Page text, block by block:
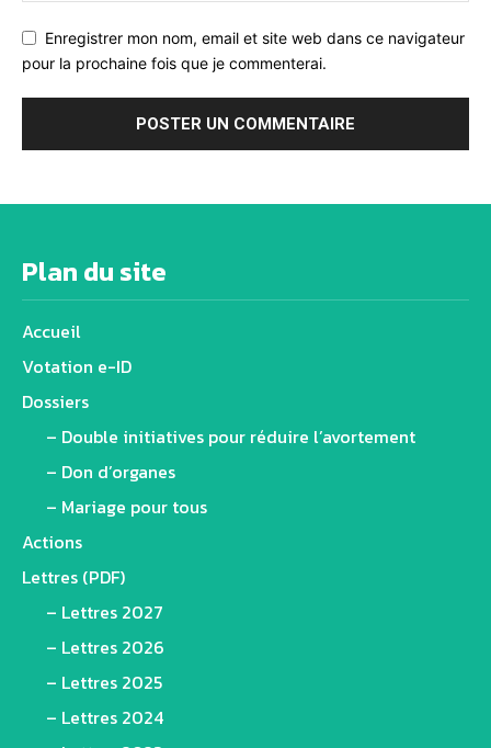
Enregistrer mon nom, email et site web dans ce navigateur
pour la prochaine fois que je commenterai.
Plan du site
Accueil
Votation e-ID
Dossiers
– Double initiatives pour réduire l’avortement
– Don d’organes
– Mariage pour tous
Actions
Lettres (PDF)
– Lettres 2027
– Lettres 2026
– Lettres 2025
– Lettres 2024